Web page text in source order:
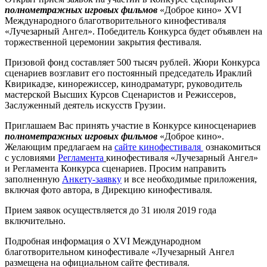
полнометражных игровых фильмов «Доброе кино» XVI
Международного благотворительного кинофестиваля
«Лучезарный Ангел». Победитель Конкурса будет объявлен на
торжественной церемонии закрытия фестиваля.
Призовой фонд составляет 500 тысяч рублей. Жюри Конкурса
сценариев возглавит его постоянный председатель Ираклий
Квирикадзе, кинорежиссер, кинодраматург, руководитель
мастерской Высших Курсов Сценаристов и Режиссеров,
Заслуженный деятель искусств Грузии.
Приглашаем Вас принять участие в Конкурсе киносценариев
полнометражных игровых фильмов «Доброе кино».
Желающим предлагаем на сайте кинофестиваля ознакомиться
с условиями Регламента кинофестиваля «Лучезарный Ангел»
и Регламента Конкурса сценариев. Просим направить
заполненную Анкету-заявку и все необходимые приложения,
включая фото автора, в Дирекцию кинофестиваля.
Прием заявок осуществляется до 31 июля 2019 года
включительно.
Подробная информация о XVI Международном
благотворительном кинофестивале «Лучезарный Ангел
размещена на официальном сайте фестиваля.